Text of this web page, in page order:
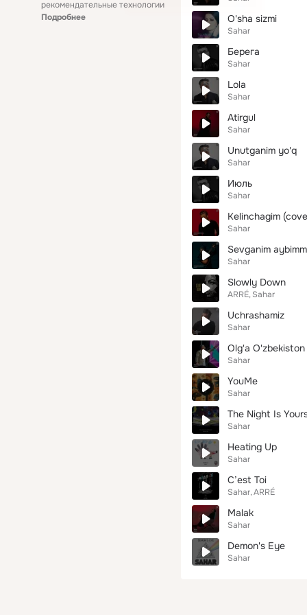
рекомендательные технологии
Подробнее
O'sha sizmi
Sahar
Берега
Sahar
Lola
Sahar
Atirgul
Sahar
Unutganim yo'q
Sahar
Июль
Sahar
Kelinchagim
Sahar
Sevganim
Sahar
Slowly Down
ARRÉ Sahar
Uchrashamiz
Sahar
Olg'a O'zbekiston
Sahar
YouMe
Sahar
The Night Is
Sahar
Heating Up
Sahar
C’est Toi
Sahar ARRÉ
Malak
Sahar
Demon's Eye
Sahar